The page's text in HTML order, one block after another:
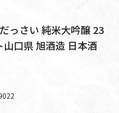
っさい 純米大吟醸 23
口県 旭酒造 日本酒